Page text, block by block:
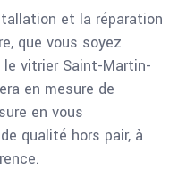
et la réparation
que vous soyez
vitrier Saint-Martin-
en mesure de
en vous
qualité hors pair, à